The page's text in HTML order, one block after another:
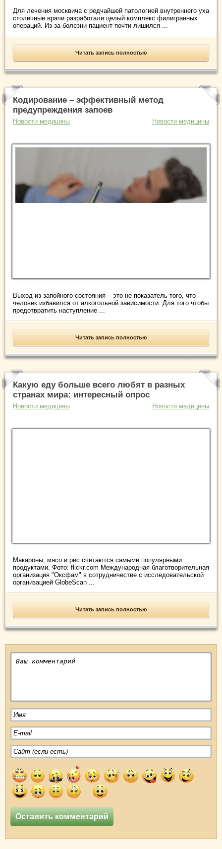
Для лечения москвича с редчайшей патологией внутреннего уха
столичные врачи разработали целый комплекс филигранных
операций. Из-за болезни пациент почти лишился ...
Читать запись полностью
Кодирование – эффективный метод
предупреждения запоев
Новости медицины Новости медицины
Выход из запойного состояния – это не показатель того, что
человек избавился от алкогольной зависимости. Для того чтобы
предотвратить наступление ...
Читать запись полностью
Какую еду больше всего любят в разных
странах мира: интересный опрос
Новости медицины Новости медицины
Макароны, мясо и рис считаются самыми популярными
продуктами. Фото: flickr.com Международная благотворительная
организация "Оксфам" в сотрудничестве с исследовательской
организацией GlobeScan ...
Читать запись полностью